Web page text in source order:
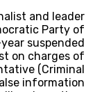
and leader
Party of
suspended
on charges of
(Criminal
information